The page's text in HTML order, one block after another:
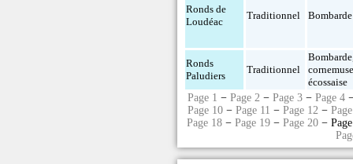
Ronds de
Loudéac
Traditionnel Bombarde
Ronds
Paludiers
Traditionnel
Bombarde
écossaise
Page 1 −Page 2 −Page 3 −Page 4
Page 10− Page 11 − Page 12−
Page 18 −Page 19 −Page 20 −